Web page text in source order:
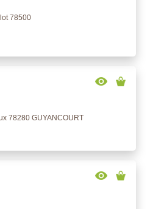
78500
78280 GUYANCOURT